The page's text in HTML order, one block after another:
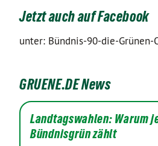
Jetzt auch auf Facebook
unter: Bündnis-90-die-Grünen-
GRUENE.DE News
Landtagswahlen: Warum
Bündnisgrün zählt